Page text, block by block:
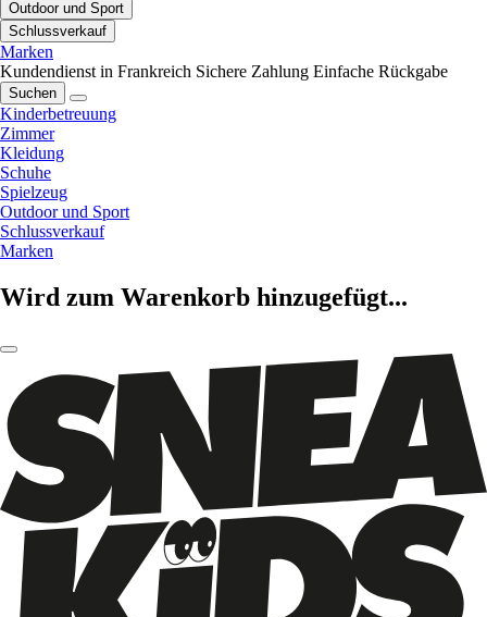
Outdoor und Sport
Schlussverkauf
Marken
Kundendienst in Frankreich Sichere Zahlung Einfache Rückgabe
Suchen
Kinderbetreuung
Zimmer
Kleidung
Schuhe
Spielzeug
Outdoor und Sport
Schlussverkauf
Marken
Wird zum Warenkorb hinzugefügt...